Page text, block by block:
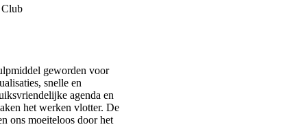
geworden voor
snelle en
agenda en
het werken vlotter. De
ons moeiteloos door het